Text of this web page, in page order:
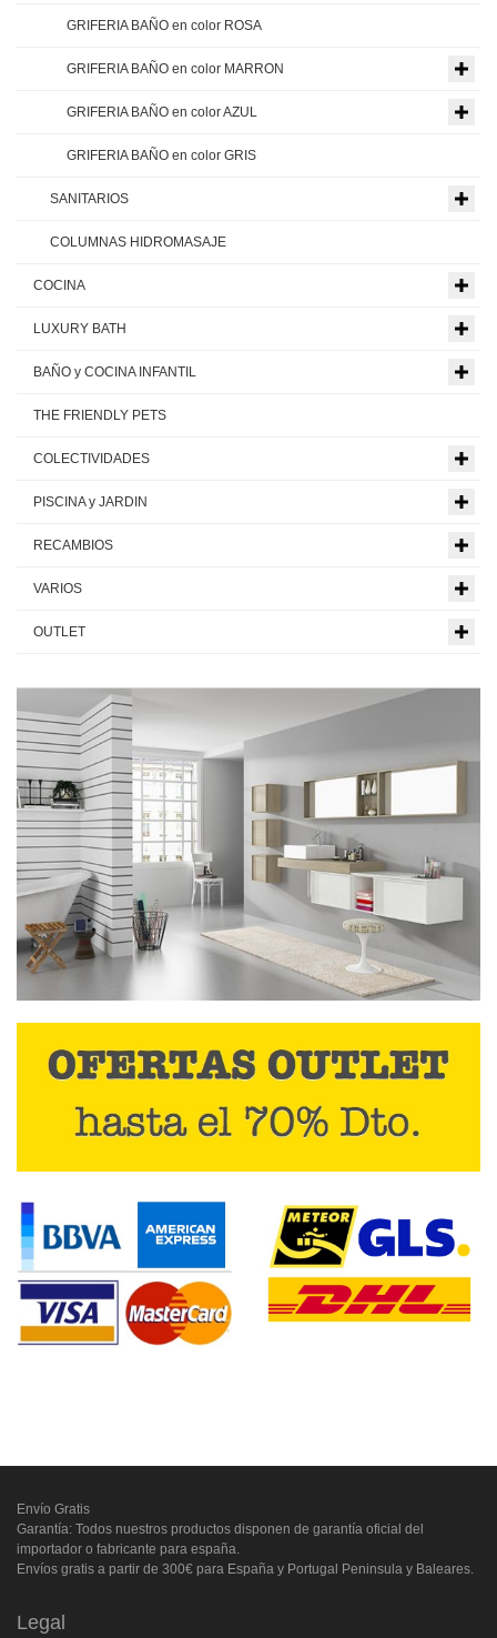
GRIFERIA BAÑO en color ROSA
GRIFERIA BAÑO en color MARRON
GRIFERIA BAÑO en color AZUL
GRIFERIA BAÑO en color GRIS
SANITARIOS
COLUMNAS HIDROMASAJE
COCINA
LUXURY BATH
BAÑO y COCINA INFANTIL
THE FRIENDLY PETS
COLECTIVIDADES
PISCINA y JARDIN
RECAMBIOS
VARIOS
OUTLET
Envío Gratis
Garantía: Todos nuestros productos disponen de garantía oficial del
importador o fabricante para españa.
Envíos gratis a partir de 300€ para España y Portugal Peninsula y Baleares.
Legal